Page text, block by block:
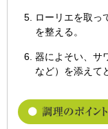
ローリエを取っ
を整える。
器によそい、サ
など）を添えて